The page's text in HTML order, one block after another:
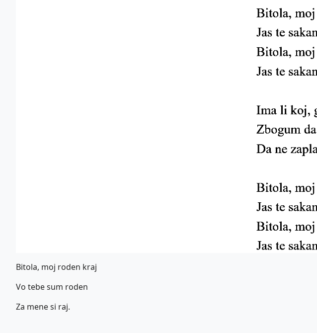
Bitola, moj roden kraj
Vo tebe sum roden
Za mene si raj.